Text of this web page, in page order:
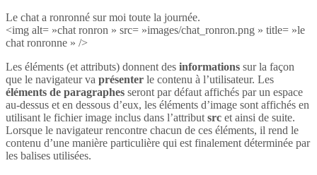
Le chat a ronronné sur moi toute la journée.
<img alt= »chat ronron » src= »images/chat_ronron.png » title= »le
chat ronronne » />
Les éléments (et attributs) donnent des informations sur la façon
que le navigateur va présenter le contenu à l’utilisateur. Les
éléments de paragraphes seront par défaut affichés par un espace
au-dessus et en dessous d’eux, les éléments d’image sont affichés en
utilisant le fichier image inclus dans l’attribut src et ainsi de suite.
Lorsque le navigateur rencontre chacun de ces éléments, il rend le
contenu d’une manière particulière qui est finalement déterminée par
les balises utilisées.